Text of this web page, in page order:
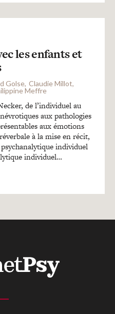
les enfants et
Golse Claudie Millot
Meffre
de l’individuel au
aux pathologies
aux émotions
à la mise en récit,
individuel
individuel…